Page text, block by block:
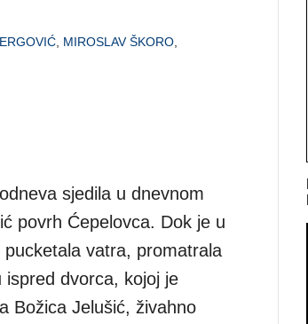
MIROSLAV ŠKORO
sjedila u dnevnom
povrh Ćepelovca. Dok je u
vatra, promatrala
dvorca, kojoj je
Božica Jelušić, živahno